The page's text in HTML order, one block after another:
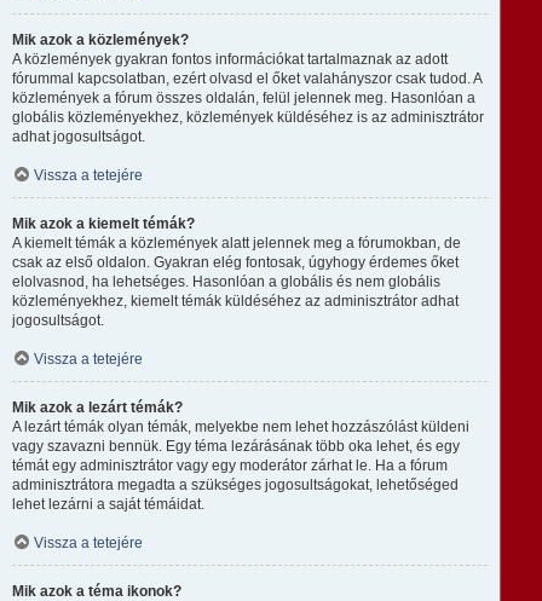
Mik azok a közlemények?
A közlemények gyakran fontos információkat tartalmaznak az adott
fórummal kapcsolatban, ezért olvasd el őket valahányszor csak tudod. A
közlemények a fórum összes oldalán, felül jelennek meg. Hasonlóan a
globális közleményekhez, közlemények küldéséhez is az adminisztrátor
adhat jogosultságot.
Vissza a tetejére
Mik azok a kiemelt témák?
A kiemelt témák a közlemények alatt jelennek meg a fórumokban, de
csak az első oldalon. Gyakran elég fontosak, úgyhogy érdemes őket
elolvasnod, ha lehetséges. Hasonlóan a globális és nem globális
közleményekhez, kiemelt témák küldéséhez az adminisztrátor adhat
jogosultságot.
Vissza a tetejére
Mik azok a lezárt témák?
A lezárt témák olyan témák, melyekbe nem lehet hozzászólást küldeni
vagy szavazni bennük. Egy téma lezárásának több oka lehet, és egy
témát egy adminisztrátor vagy egy moderátor zárhat le. Ha a fórum
adminisztrátora megadta a szükséges jogosultságokat, lehetőséged
lehet lezárni a saját témáidat.
Vissza a tetejére
Mik azok a téma ikonok?